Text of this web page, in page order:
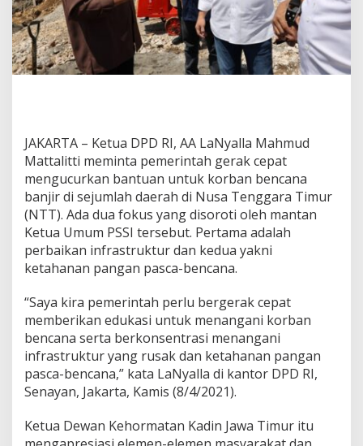
u
a
D
P
D
r
o
n
g
P
e
m
r
i
t
a
h
G
e
r
a
e
JAKARTA – Ketua DPD RI, AA LaNyalla Mahmud
Mattalitti meminta pemerintah gerak cepat
mengucurkan bantuan untuk korban bencana
banjir di sejumlah daerah di Nusa Tenggara Timur
(NTT). Ada dua fokus yang disoroti oleh mantan
Ketua Umum PSSI tersebut. Pertama adalah
perbaikan infrastruktur dan kedua yakni
ketahanan pangan pasca-bencana.
“Saya kira pemerintah perlu bergerak cepat
memberikan edukasi untuk menangani korban
bencana serta berkonsentrasi menangani
infrastruktur yang rusak dan ketahanan pangan
pasca-bencana,” kata LaNyalla di kantor DPD RI,
Senayan, Jakarta, Kamis (8/4/2021).
Ketua Dewan Kehormatan Kadin Jawa Timur itu